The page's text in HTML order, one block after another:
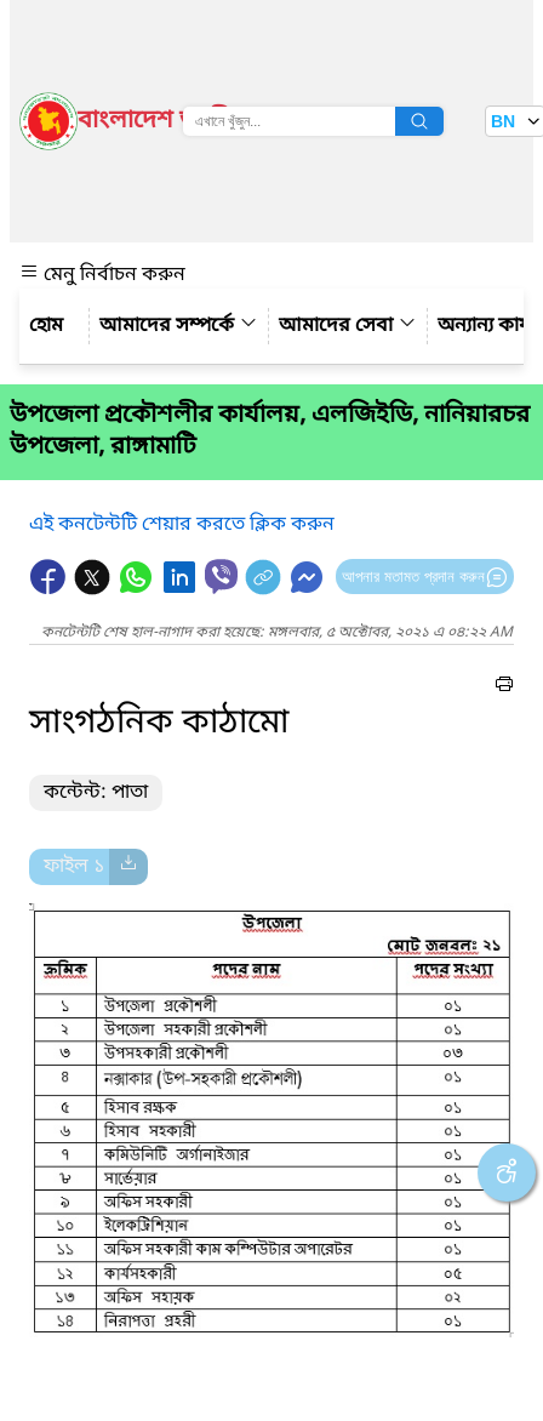
বাংলাদেশ জাতীয় তথ্য বাতায়ন BN
মেনু নির্বাচন করুন
আমাদের সম্পর্কে
আমাদের সেবা অন্যান্য
উপজেলা প্রকৌশলীর কার্যালয়, এলজিইডি, নানিয়ারচর
উপজেলা, রাঙ্গামাটি
এই কনটেন্টটি শেয়ার করতে ক্লিক করুন
আপনার মতামত প্রদান করুন
কনটেন্টটি শেষ হাল-নাগাদ করা হয়েছে: মঙ্গলবার, ৫ অক্টোবর, ২০২১ এ ০৪:২২ AM
সাংগঠনিক কাঠামো
কন্টেন্ট: পাতা
ফাইল ১